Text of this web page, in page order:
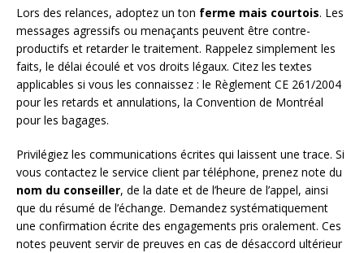
Lors des relances, adoptez un ton ferme mais courtois. Les
messages agressifs ou menaçants peuvent être contre-
productifs et retarder le traitement. Rappelez simplement les
faits, le délai écoulé et vos droits légaux. Citez les textes
applicables si vous les connaissez : le Règlement CE 261/2004
pour les retards et annulations, la Convention de Montréal
pour les bagages.
Privilégiez les communications écrites qui laissent une trace. Si
vous contactez le service client par téléphone, prenez note du
nom du conseiller, de la date et de l’heure de l’appel, ainsi
que du résumé de l’échange. Demandez systématiquement
une confirmation écrite des engagements pris oralement. Ces
notes peuvent servir de preuves en cas de désaccord ultérieur